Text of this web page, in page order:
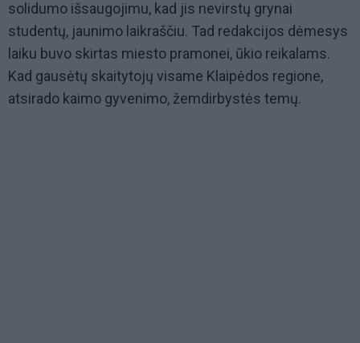
solidumo išsaugojimu, kad jis nevirstų grynai
studentų, jaunimo laikraščiu. Tad redakcijos dėmesys
laiku buvo skirtas miesto pramonei, ūkio reikalams.
Kad gausėtų skaitytojų visame Klaipėdos regione,
atsirado kaimo gyvenimo, žemdirbystės temų.